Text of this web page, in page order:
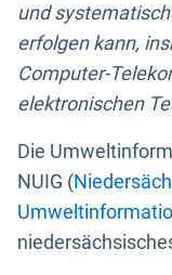
und
erfolgen kann,
Computer-
elektronischen
Die
NUIG (